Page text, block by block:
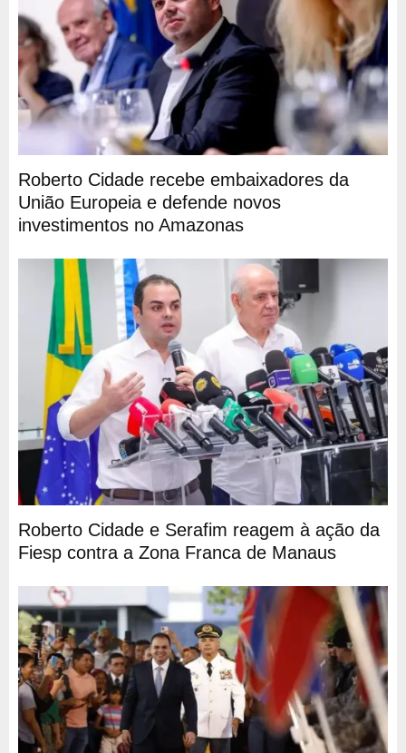
Roberto Cidade recebe embaixadores da
União Europeia e defende novos
investimentos no Amazonas
Roberto Cidade e Serafim reagem à ação da
Fiesp contra a Zona Franca de Manaus